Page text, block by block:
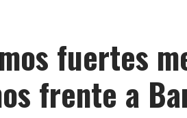
fuertes
frente a